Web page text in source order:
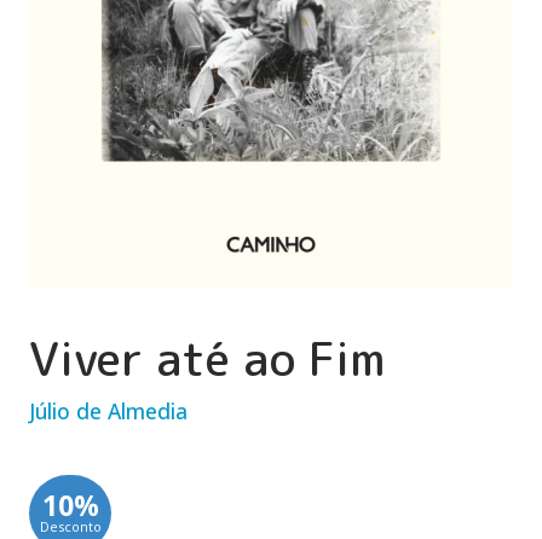
Viver até ao Fim
Júlio de Almedia
10%
Desconto